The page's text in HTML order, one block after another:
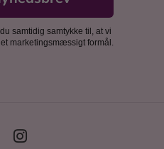
samtidig samtykke til, at vi
marketingsmæssigt formål.